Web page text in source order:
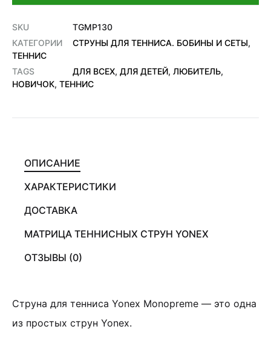
SKU
TGMP130
КАТЕГОРИИ
СТРУНЫ ДЛЯ ТЕННИСА. БОБИНЫ И СЕТЫ,
ТЕННИС
TAGS
ДЛЯ ВСЕХ, ДЛЯ ДЕТЕЙ, ЛЮБИТЕЛЬ,
НОВИЧОК, ТЕННИС
ОПИСАНИЕ
ХАРАКТЕРИСТИКИ
ДОСТАВКА
МАТРИЦА ТЕННИСНЫХ СТРУН YONEX
ОТЗЫВЫ (0)
Струна для тенниса Yonex Monopreme — это одна
из простых струн Yonex.